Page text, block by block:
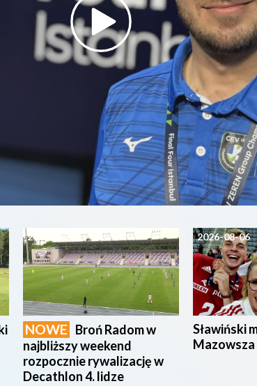
2026-08-07
NOWE Broń Radom w
najbliższy weekend
rozpocznie rywalizację w
Decathlon 4. lidze
2026-08-06
Sławiński
Mazowsza